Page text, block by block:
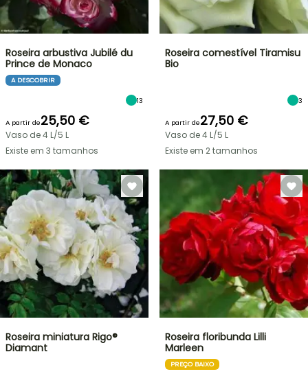
Roseira arbustiva Jubilé du
Prince de Monaco
A DESCOBRIR
13
A partir de25,50 €
Vaso de 4 L/5 L
Existe em 3 tamanhos
Roseira comestível Tiramisu
Bio
3
A partir de27,50 €
Vaso de 4 L/5 L
Existe em 2 tamanhos
Roseira miniatura Rigo®
Diamant
Roseira floribunda Lilli
Marleen
PREÇO BAIXO